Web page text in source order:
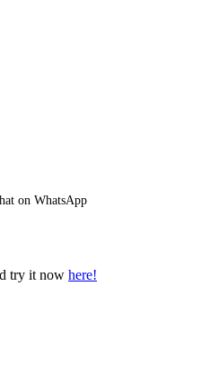
on WhatsApp
try it now here!